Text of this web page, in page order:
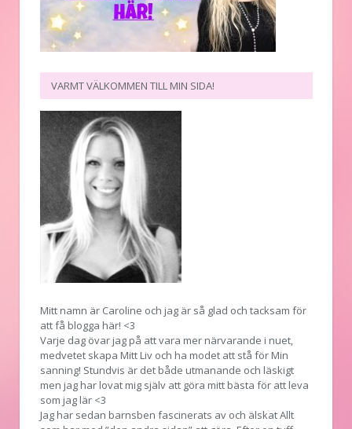
VARMT VÄLKOMMEN TILL MIN SIDA!
Mitt namn är Caroline och jag är så glad och tacksam för
att få blogga här! <3
Varje dag övar jag på att vara mer närvarande i nuet,
medvetet skapa Mitt Liv och ha modet att stå för Min
sanning! Stundvis är det både utmanande och läskigt
men jag har lovat mig själv att göra mitt bästa för att leva
som jag lär <3
Jag har sedan barnsben fascinerats av och älskat Allt